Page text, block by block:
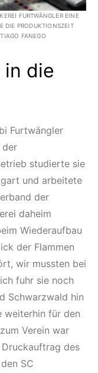
FURTWÄNGLER EINE
DIE PRODUKTIONSZEIT
FANEGO
in die
Furtwängler
der
studierte sie
und arbeitete
der
daheim
Wiederaufbau
der Flammen
wir mussten bei
fuhr sie noch
Schwarzwald hin
weiterhin für den
Verein war
des
SC